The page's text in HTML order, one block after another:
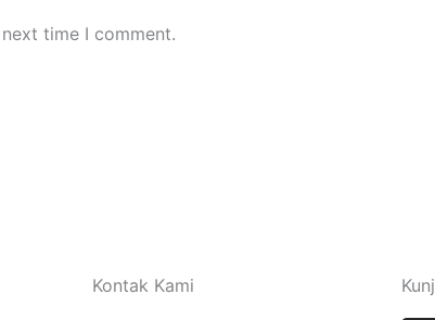
time I comment.
Kontak Kami